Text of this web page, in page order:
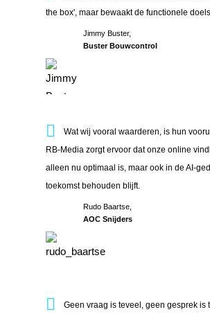
Jimmy Buster,
Buster Bouwcontrol
the box', maar bewaakt de functionele
Rudo Baartse,
AOC Snijders
Wat wij vooral waarderen, is hun
RB-Media zorgt ervoor dat onze online
alleen nu optimaal is, maar ook in de AI-
toekomst behouden blijft.
Wat wij vooral waarderen, is hun
Geen vraag is teveel, geen gesprek is
Geen vraag is teveel, geen